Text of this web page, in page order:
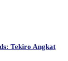
Tekiro Angkat